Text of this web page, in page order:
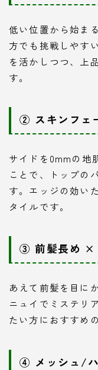
低い位置から始ま
方でも挑戦しやす
を活かしつつ、上
す。
② スキンフェ
サイドを0mmの地
ことで、トップの
す。エッジの効い
タイルです。
③ 前髪長め ×
あえて前髪を目に
ニュイでミステリ
たい方におすすめ
④ メッシュ/